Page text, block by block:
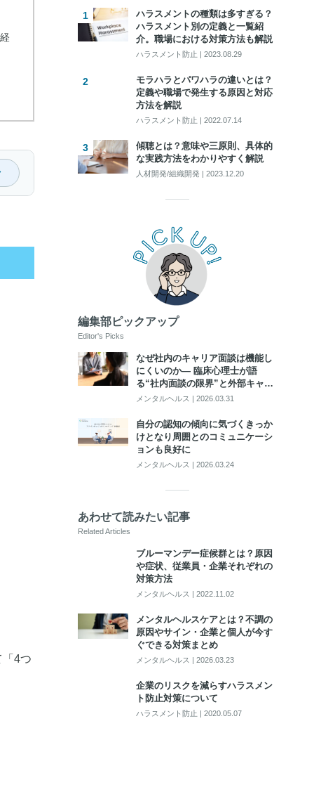
「4つ
ハラスメントの種類は多すぎる？
ハラスメント別の定義と一覧紹
介。職場における対策方法も解説
ハラスメント防止 | 2023.08.29
モラハラとパワハラの違いとは？
定義や職場で発生する原因と対応
方法を解説
ハラスメント防止 | 2022.07.14
傾聴とは？意味や三原則、具体的
な実践方法をわかりやすく解説
人材開発/組織開発 | 2023.12.20
編集部ピックアップ
Editor's Picks
なぜ社内のキャリア面談は機能し
にくいのか― 臨床心理士が語
る“社内面談の限界”と外部キャリ
アカウンセリング活用のポイント
メンタルヘルス | 2026.03.31
自分の認知の傾向に気づくきっか
けとなり周囲とのコミュニケーシ
ョンも良好に
メンタルヘルス | 2026.03.24
あわせて読みたい記事
Related Articles
ブルーマンデー症候群とは？原因
や症状、従業員・企業それぞれの
対策方法
メンタルヘルス | 2022.11.02
メンタルヘルスケアとは？不調の
原因やサイン・企業と個人が今す
ぐできる対策まとめ
メンタルヘルス | 2026.03.23
企業のリスクを減らすハラスメン
ト防止対策について
ハラスメント防止 | 2020.05.07